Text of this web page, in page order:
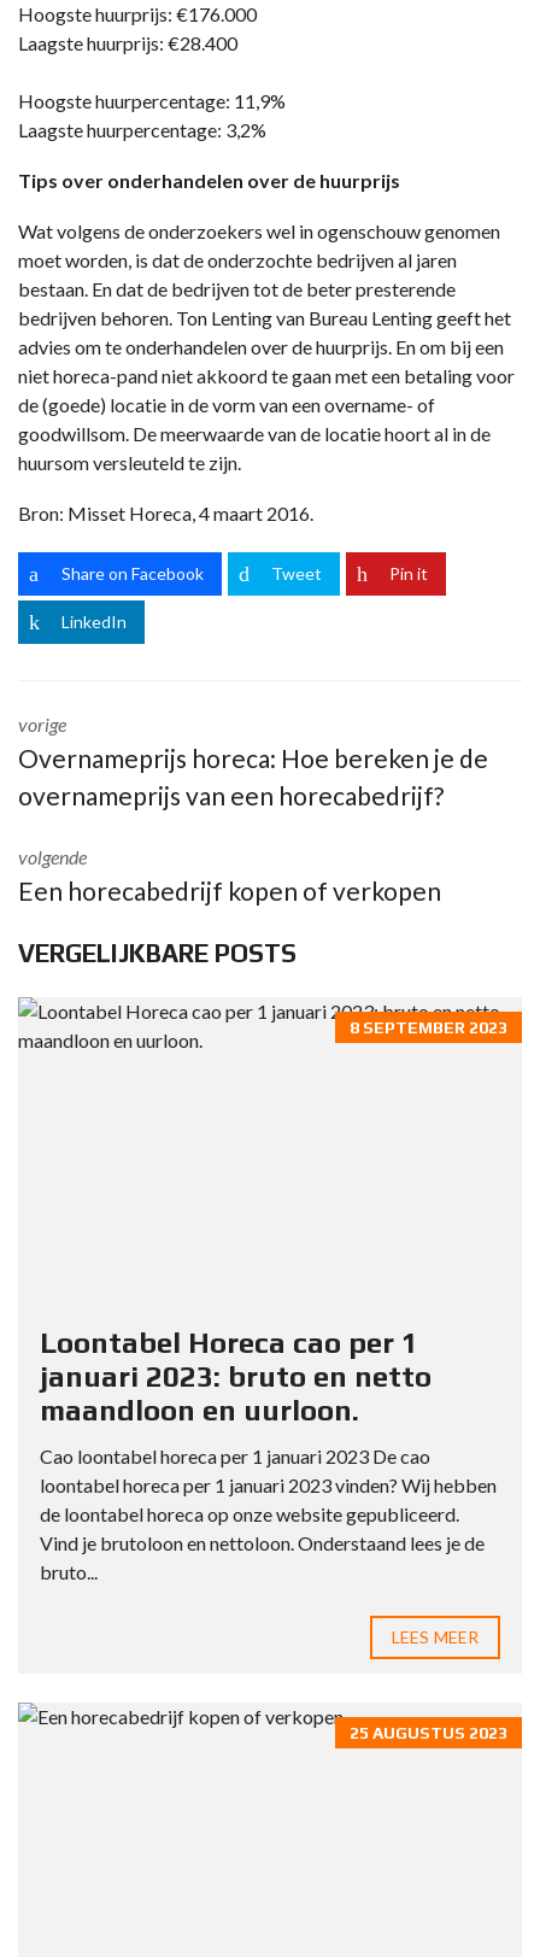
Hoogste huurprijs: €176.000
Laagste huurprijs: €28.400
Hoogste huurpercentage: 11,9%
Laagste huurpercentage: 3,2%
Tips over onderhandelen over de huurprijs
Wat volgens de onderzoekers wel in ogenschouw genomen
moet worden, is dat de onderzochte bedrijven al jaren
bestaan. En dat de bedrijven tot de beter presterende
bedrijven behoren. Ton Lenting van Bureau Lenting geeft het
advies om te onderhandelen over de huurprijs. En om bij een
niet horeca-pand niet akkoord te gaan met een betaling voor
de (goede) locatie in de vorm van een overname- of
goodwillsom. De meerwaarde van de locatie hoort al in de
huursom versleuteld te zijn.
Bron: Misset Horeca, 4 maart 2016.
Share on Facebook Tweet Pin it
LinkedIn
vorige
Overnameprijs horeca: Hoe bereken je de
overnameprijs van een horecabedrijf?
volgende
Een horecabedrijf kopen of verkopen
VERGELIJKBARE POSTS
8 SEPTEMBER 2023
Loontabel Horeca cao per 1
januari 2023: bruto en netto
maandloon en uurloon.
Cao loontabel horeca per 1 januari 2023 De cao
loontabel horeca per 1 januari 2023 vinden? Wij hebben
de loontabel horeca op onze website gepubliceerd.
Vind je brutoloon en nettoloon. Onderstaand lees je de
bruto...
LEES MEER
25 AUGUSTUS 2023